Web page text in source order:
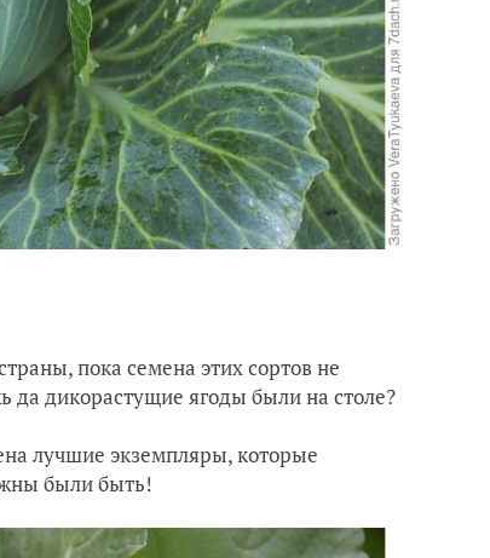
пока семена этих сортов не
да дикорастущие ягоды были на столе?
лучшие экземпляры, которые
были быть!